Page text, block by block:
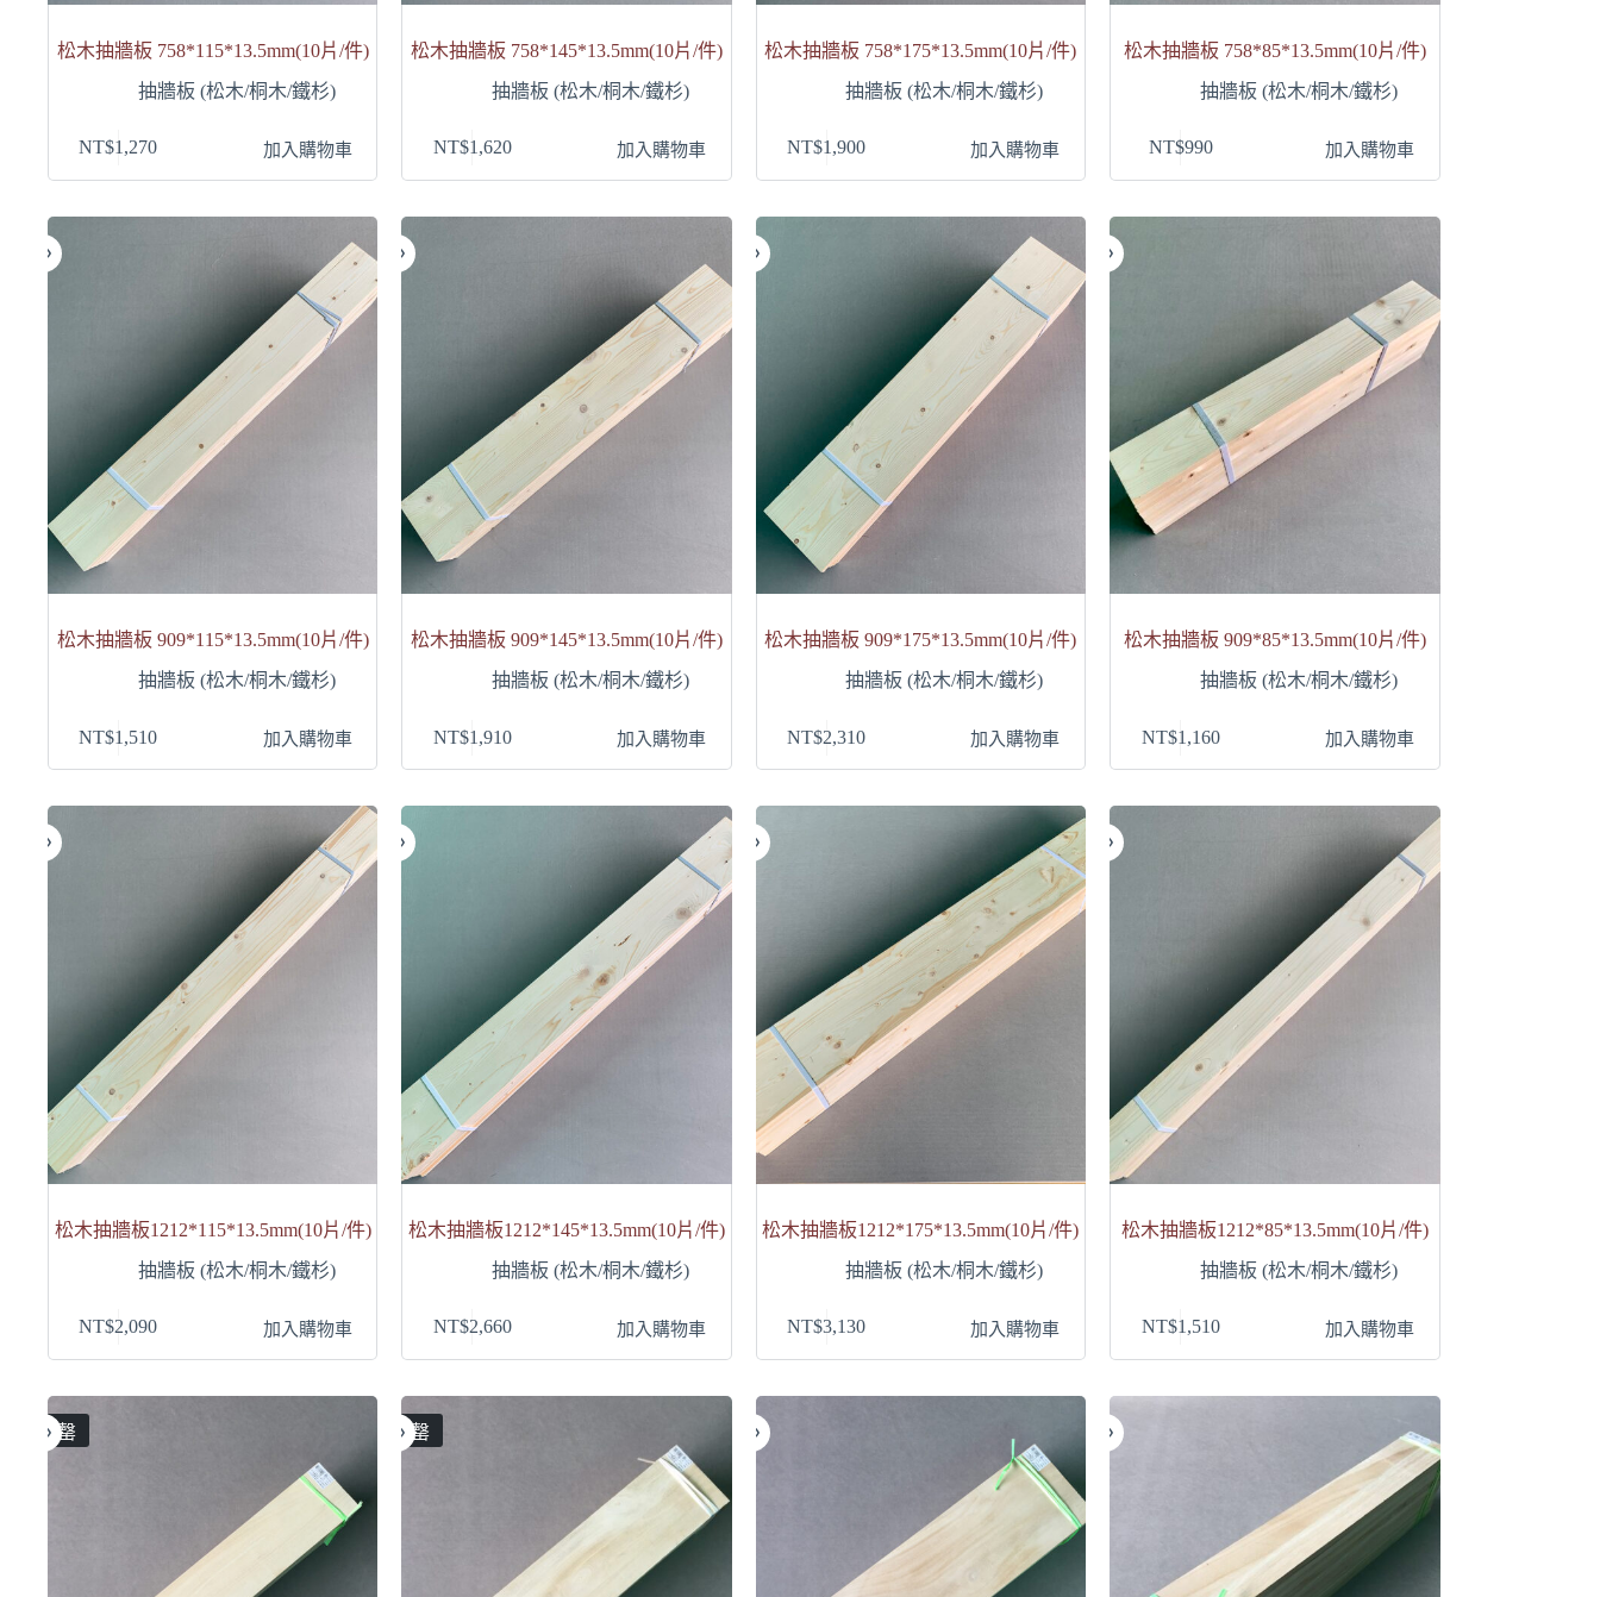
松木抽牆板 758*115*13.5mm(10片/件)
抽牆板 (松木/桐木/鐵杉)
NT$1,270 加入購物車
松木抽牆板 758*145*13.5mm(10片/件)
抽牆板 (松木/桐木/鐵杉)
NT$1,620 加入購物車
松木抽牆板 758*175*13.5mm(10片/件)
抽牆板 (松木/桐木/鐵杉)
NT$1,900 加入購物車
松木抽牆板 758*85*13.5mm(10片/件)
抽牆板 (松木/桐木/鐵杉)
NT$990 加入購物車
松木抽牆板 909*115*13.5mm(10片/件)
抽牆板 (松木/桐木/鐵杉)
NT$1,510 加入購物車
松木抽牆板 909*145*13.5mm(10片/件)
抽牆板 (松木/桐木/鐵杉)
NT$1,910 加入購物車
松木抽牆板 909*175*13.5mm(10片/件)
抽牆板 (松木/桐木/鐵杉)
NT$2,310 加入購物車
松木抽牆板 909*85*13.5mm(10片/件)
抽牆板 (松木/桐木/鐵杉)
NT$1,160 加入購物車
松木抽牆板1212*115*13.5mm(10片/件)
抽牆板 (松木/桐木/鐵杉)
NT$2,090 加入購物車
松木抽牆板1212*145*13.5mm(10片/件)
抽牆板 (松木/桐木/鐵杉)
NT$2,660 加入購物車
松木抽牆板1212*175*13.5mm(10片/件)
抽牆板 (松木/桐木/鐵杉)
NT$3,130 加入購物車
松木抽牆板1212*85*13.5mm(10片/件)
抽牆板 (松木/桐木/鐵杉)
NT$1,510 加入購物車
售罄 售罄